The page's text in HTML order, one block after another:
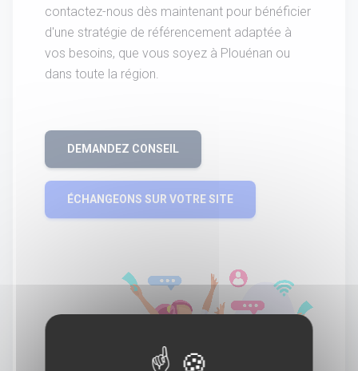
contactez-nous dès maintenant pour bénéficier
d'une stratégie de référencement adaptée à
vos besoins, que vous soyez à Plouénan ou
dans toute la région.
DEMANDEZ CONSEIL
ÉCHANGEONS SUR VOTRE SITE